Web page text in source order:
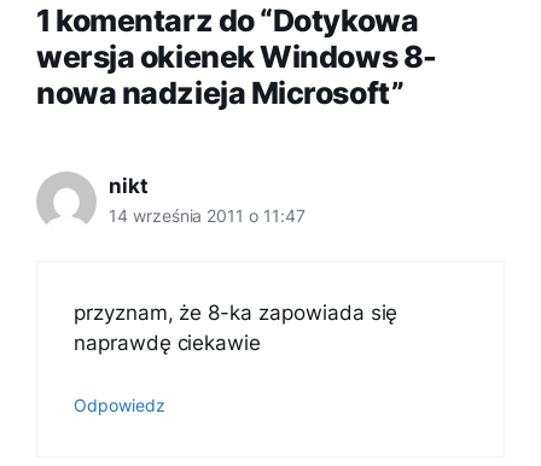
1 komentarz do “Dotykowa
wersja okienek Windows 8-
nowa nadzieja Microsoft”
nikt
14 września 2011 o 11:47
przyznam, że 8-ka zapowiada się
naprawdę ciekawie
Odpowiedz